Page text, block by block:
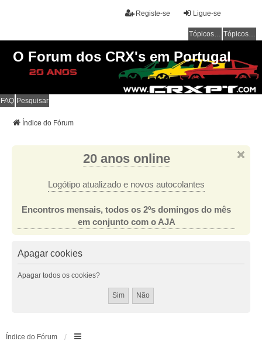
Ligue-se
Registe-se
Tópicos sem resposta Tópicos ativos
O Forum dos CRX's em Portugal
FAQ Pesquisar
Índice do Fórum
20 anos online
Logótipo atualizado e novos autocolantes
Encontros mensais, todos os 2ºs domingos do mês
em conjunto com o AJA
Apagar cookies
Apagar todos os cookies?
Índice do Fórum